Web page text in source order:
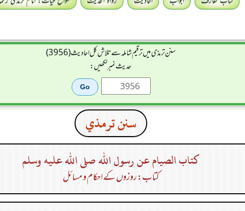
سنن ترمذی میں ترقیم شاملہ سے تلاش کل احادیث (3956)
حدیث نمبر لکھیں:
سنن ترمذي
كتاب الصيام عن رسول الله صلى الله عليه وسلم
کتاب: روزوں کے احکام و مسائل